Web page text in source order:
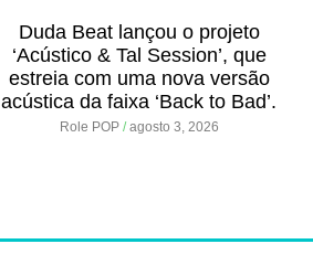
Duda Beat lançou o projeto
‘Acústico & Tal Session’, que
estreia com uma nova versão
acústica da faixa ‘Back to Bad’.
Role POP agosto 3, 2026